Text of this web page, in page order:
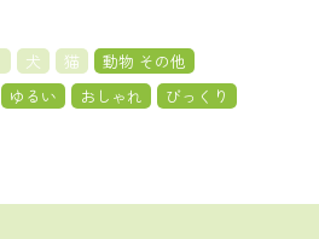
犬 猫
動物 その他
ゆるい おしゃれ
びっくり